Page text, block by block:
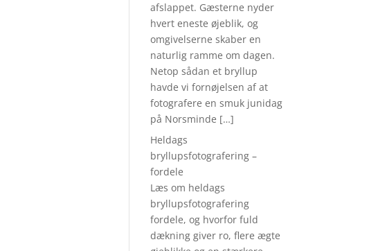
afslappet. Gæsterne nyder
hvert eneste øjeblik, og
omgivelserne skaber en
naturlig ramme om dagen.
Netop sådan et bryllup
havde vi fornøjelsen af at
fotografere en smuk junidag
på Norsminde […]
Heldags
bryllupsfotografering –
fordele
Læs om heldags
bryllupsfotografering
fordele, og hvorfor fuld
dækning giver ro, flere ægte